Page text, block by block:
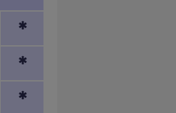
*
*
*